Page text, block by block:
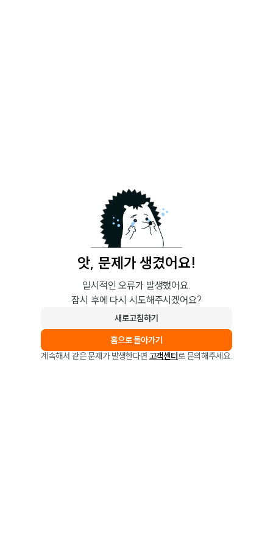
앗, 문제가 생겼어요!
일시적인 오류가 발생했어요.
잠시 후에 다시 시도해주시겠어요?
새로고침하기
홈으로 돌아가기
계속해서 같은 문제가 발생한다면 고객센터로 문의해주세요.